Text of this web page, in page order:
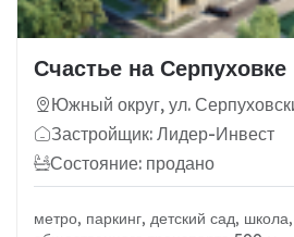
Счастье на Серпуховке
Южный округ, ул.
Застройщик: Лидер-Инвест
Состояние: продано
метро, паркинг, детский сад,